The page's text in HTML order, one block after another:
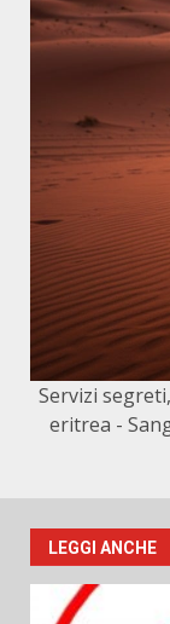
Servizi
eritrea -
LEGGI ANCHE